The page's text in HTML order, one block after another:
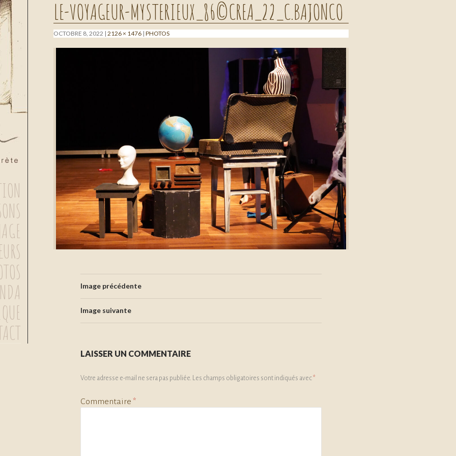
LE-VOYAGEUR-MYSTERIEUX_86©CREA_22_C.BAJONCO
OCTOBRE 8, 2022 2126 × 1476 PHOTOS
Image précédente
Image suivante
LAISSER UN COMMENTAIRE
Votre adresse e-mail ne sera pas publiée. Les champs obligatoires sont indiqués avec*
Commentaire *